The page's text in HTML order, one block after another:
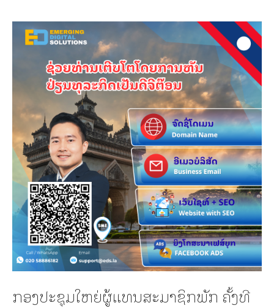
ກອງປະຊຸມໃຫຍ່ຜູ້ແທນສະມາຊິກພັກ ຄັ້ງທີ